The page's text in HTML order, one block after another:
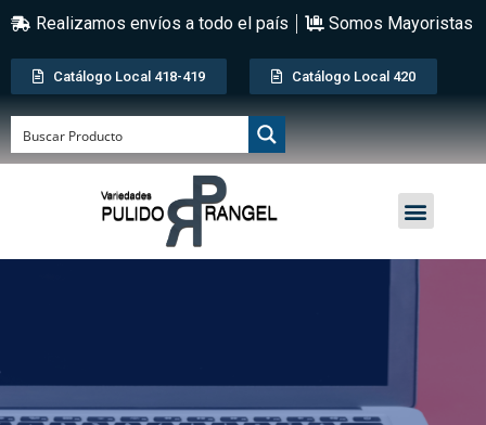
Realizamos envíos a todo el país Somos Mayoristas
Catálogo Local 418-419 Catálogo Local 420